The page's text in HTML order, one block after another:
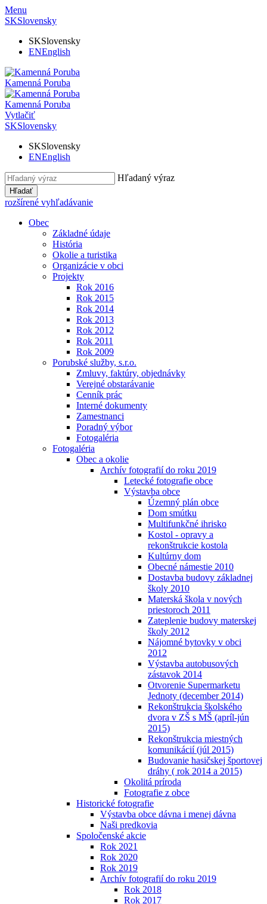
Menu
SKSlovensky
SKSlovensky
ENEnglish
Kamenná Poruba
Kamenná Poruba
Vytlačiť
SKSlovensky
SKSlovensky
ENEnglish
Hľadaný výraz
Hľadať
rozšírené vyhľadávanie
Obec
Základné údaje
História
Okolie a turistika
Organizácie v obci
Projekty
Rok 2016
Rok 2015
Rok 2014
Rok 2013
Rok 2012
Rok 2011
Rok 2009
Porubské služby, s.r.o.
Zmluvy, faktúry, objednávky
Verejné obstarávanie
Cenník prác
Interné dokumenty
Zamestnanci
Poradný výbor
Fotogaléria
Fotogaléria
Obec a okolie
Archív fotografií do roku 2019
Letecké fotografie obce
Výstavba obce
Územný plán obce
Dom smútku
Multifunkčné ihrisko
Kostol - opravy a
rekonštrukcie kostola
Kultúrny dom
Obecné námestie 2010
Dostavba budovy základnej
školy 2010
Materská škola v nových
priestoroch 2011
Zateplenie budovy materskej
školy 2012
Nájomné bytovky v obci
2012
Výstavba autobusových
zástavok 2014
Otvorenie Supermarketu
Jednoty (december 2014)
Rekonštrukcia školského
dvora v ZŠ s MŠ (apríl-jún
2015)
Rekonštrukcia miestných
komunikácií (júl 2015)
Budovanie hasičskej športovej
dráhy ( rok 2014 a 2015)
Okolitá príroda
Fotografie z obce
Historické fotografie
Výstavba obce dávna i menej dávna
Naši predkovia
Spoločenské akcie
Rok 2021
Rok 2020
Rok 2019
Archív fotografií do roku 2019
Rok 2018
Rok 2017